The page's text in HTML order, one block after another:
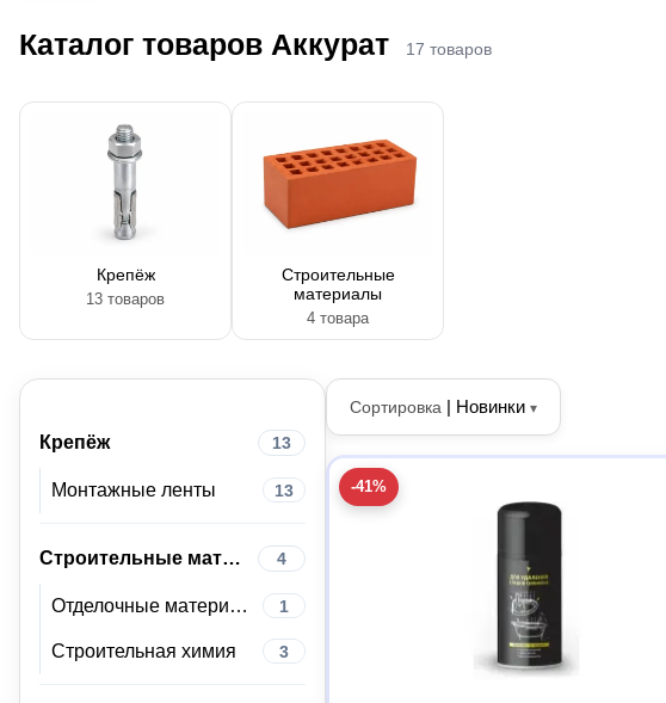
Каталог товаров Аккурат 17 товаров
Крепёж
13 товаров
Строительные
материалы
4 товара
Крепёж 13
Монтажные ленты 13
Строительные материалы 4
Отделочные материалы 1
Строительная химия 3
Сортировка | Новинки ▾
-41%